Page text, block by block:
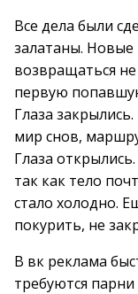
Все дела были
залатаны.
возвращаться
первую
Глаза
мир снов,
Глаза
так как тело
стало холодно.
покурить, не
В вк реклама
требуются